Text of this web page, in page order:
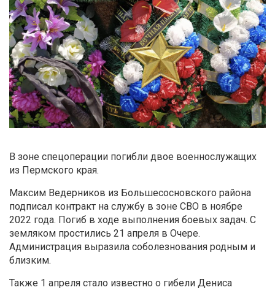
В зоне спецоперации погибли двое военнослужащих
из Пермского края.
Максим Ведерников из Большесосновского района
подписал контракт на службу в зоне СВО в ноябре
2022 года. Погиб в ходе выполнения боевых задач. С
земляком простились 21 апреля в Очере.
Администрация выразила соболезнования родным и
близким.
Также 1 апреля стало известно о гибели Дениса